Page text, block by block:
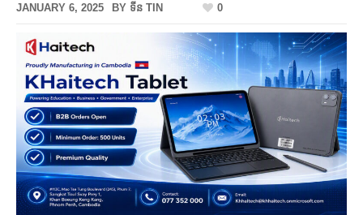
JANUARY 6, 2025 BY ទីន TIN 0